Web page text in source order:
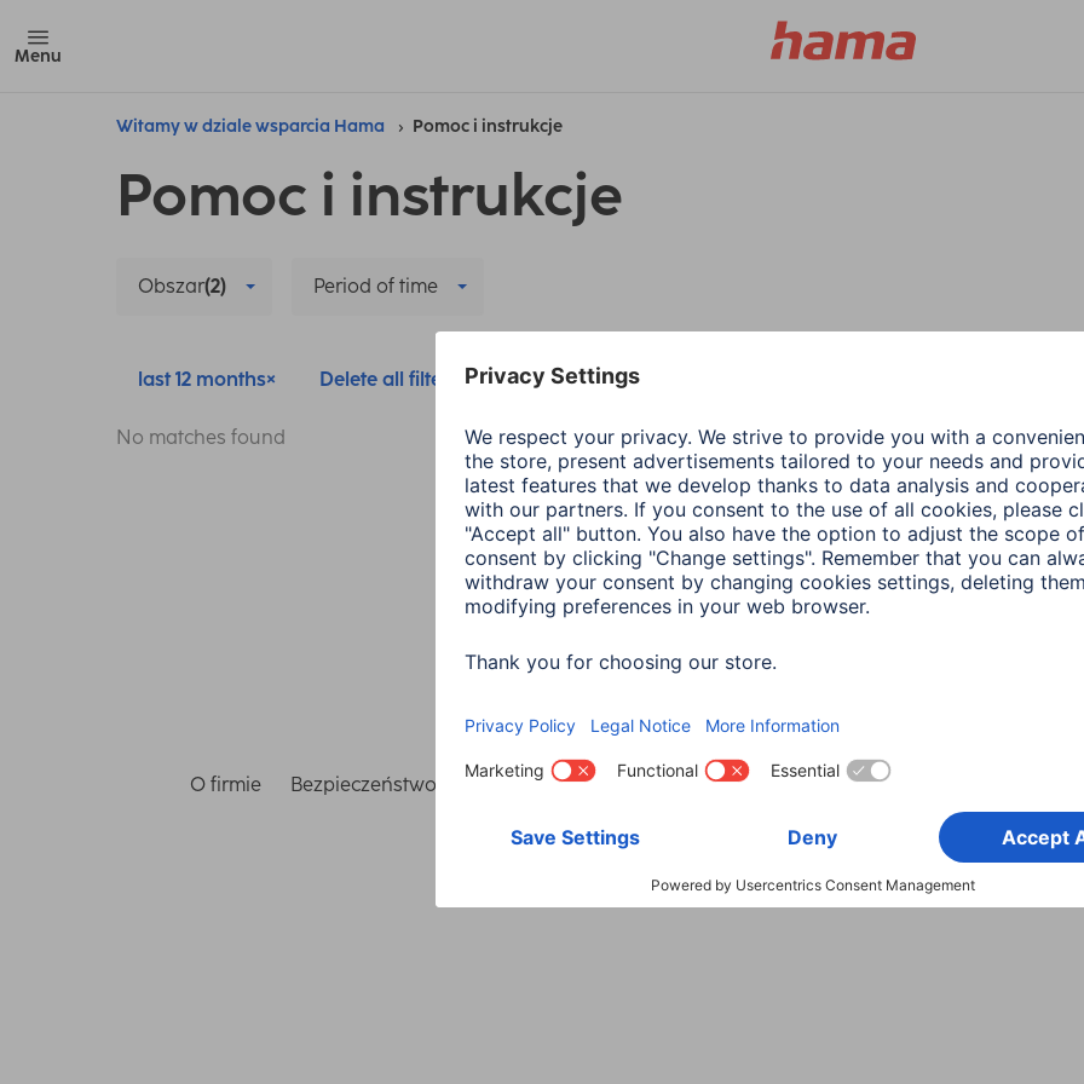
Menu
Witamy w dziale wsparcia Hama Pomoc i instrukcje
Pomoc i instrukcje
Obszar(2) Period of time
last 12 months Delete all filters
No matches found
Wybierz kraj
O firmie Bezpieczeństwo i ochrona danych Warunki gwarancji Deklaracje zgodności